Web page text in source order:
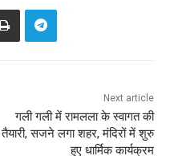
Next article
गली गली में रामलला के स्वागत की
तैयारी, सजने लगा शहर, मंदिरों में शुरु
हुए धार्मिक कार्यक्रम